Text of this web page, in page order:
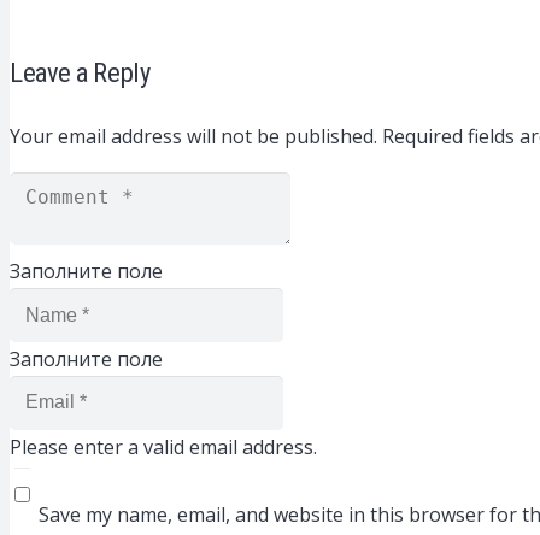
Leave a Reply
Your email address will not be published. Required fields
Заполните поле
Заполните поле
Please enter a valid email address.
Save my name, email, and website in this browser for